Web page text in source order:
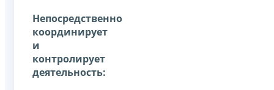
Непосредственно
координирует
и
контролирует
деятельность: